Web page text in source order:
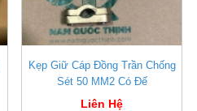
Kẹp Giữ Cáp Đồng Trần Chống
Sét 50 MM2 Có Đế
Liên Hệ